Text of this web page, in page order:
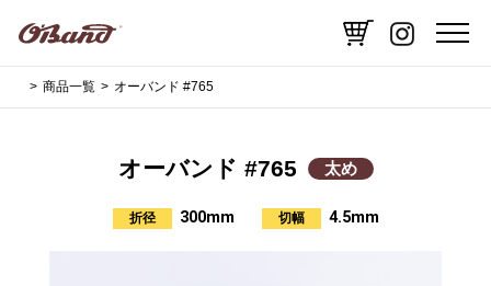
商品一覧 オーバンド #765
オーバンド #765 太め
折径 300mm 切幅 4.5mm